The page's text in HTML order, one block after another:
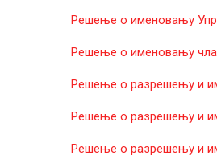
Решење о именовању
Решење о именовању
Решење о разрешењу и
Решење о разрешењу и
Решење о разрешењу и